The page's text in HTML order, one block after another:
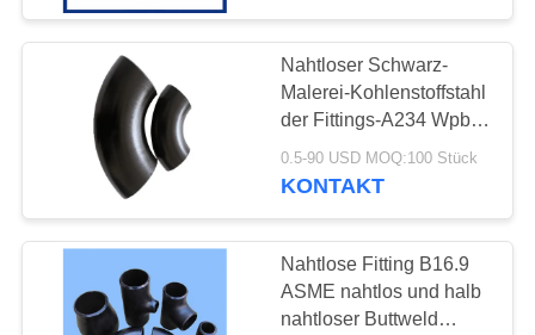
UNS
VERBINDUNG
NACHRICHTEN
FORDERN
Nahtloser Schwarz-
Malerei-Kohlenstoffstahl
der Fittings-A234 Wpb
Buttweld
0.5-90 USD MOQ:100 Stück
KONTAKT
Nahtlose Fitting B16.9
ASME nahtlos und halb
nahtloser Buttweld